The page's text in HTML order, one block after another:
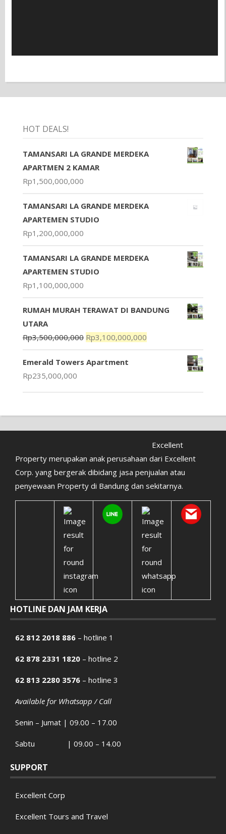
HOT DEALS!
TAMANSARI LA GRANDE MERDEKA
APARTMEN 2 KAMAR
Rp1,500,000,000
TAMANSARI LA GRANDE MERDEKA
APARTEMEN STUDIO
Rp1,200,000,000
TAMANSARI LA GRANDE MERDEKA
APARTEMEN STUDIO
Rp1,100,000,000
RUMAH MURAH TERAWAT DI BANDUNG
UTARA
Rp3,500,000,000 Rp3,100,000,000
Emerald Towers Apartment
Rp235,000,000
Excellent
Property merupakan anak perusahaan dari Excellent
Corp. yang bergerak dibidang jasa penjualan atau
penyewaan Property di Bandung dan sekitarnya.
HOTLINE DAN JAM KERJA
62 812 2018 886 – hotline 1
62 878 2331 1820 – hotline 2
62 813 2280 3576 – hotline 3
Available for Whatsapp / Call
Senin – Jumat | 09.00 – 17.00
Sabtu | 09.00 – 14.00
SUPPORT
Excellent Corp
Excellent Tours and Travel